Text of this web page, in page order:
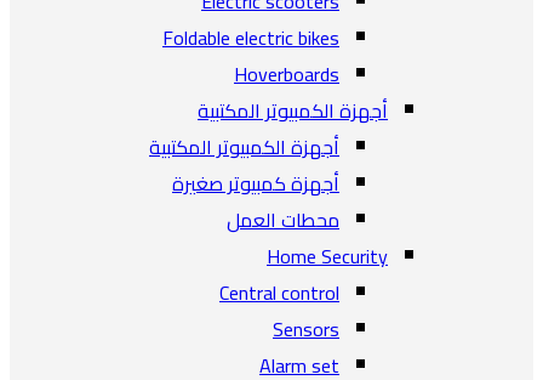
Foldable electric bikes
Hoverboards
أجهزة الكمبيوتر المكتبية
أجهزة الكمبيوتر المكتبية
أجهزة كمبيوتر صغيرة
محطات العمل
Home Security
Central control
Sensors
Alarm set